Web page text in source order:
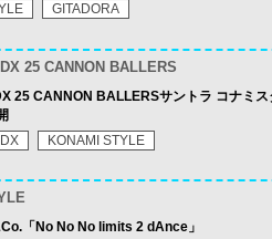
GITADORA
25 CANNON BALLERS
25 CANNON BALLERSサントラ コナミ
KONAMI STYLE
「No No No limits 2 dAnce」